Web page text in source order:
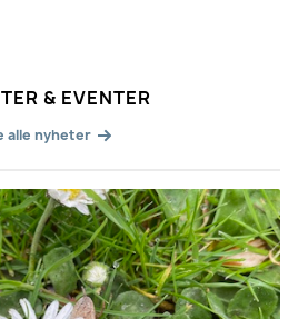
& EVENTER
alle nyheter